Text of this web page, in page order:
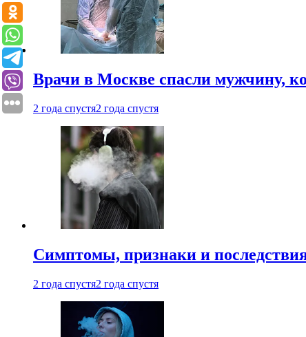
Врачи в Москве спасли мужчину,
2 года спустя2 года спустя
Симптомы, признаки и
2 года спустя2 года спустя